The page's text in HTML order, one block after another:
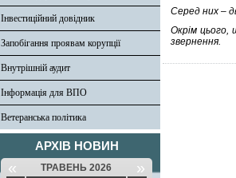
Інвестиційний довідник
Запобігання проявам корупції
Внутрішній аудит
Інформація для ВПО
Ветеранська політика
АРХІВ НОВИН
« ТРАВЕНЬ 2026 »
Серед них –
Окрім цього,
звернення.